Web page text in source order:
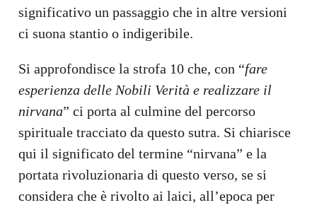
significativo un passaggio che in altre versioni
ci suona stantio o indigeribile.
Si approfondisce la strofa 10 che, con “fare
esperienza delle Nobili Verità e realizzare il
nirvana” ci porta al culmine del percorso
spirituale tracciato da questo sutra. Si chiarisce
qui il significato del termine “nirvana” e la
portata rivoluzionaria di questo verso, se si
considera che è rivolto ai laici, all’epoca per